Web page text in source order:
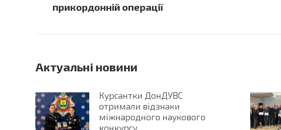
прикордонній операції
Актуальні новини
Курсантки ДонДУВС
отримали відзнаки
міжнародного наукового
конкурсу